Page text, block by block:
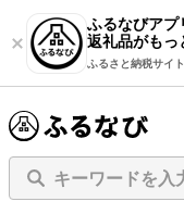
ふるなびアプ
返礼品がもっ
ふるさと納税サイ
キーワードを入